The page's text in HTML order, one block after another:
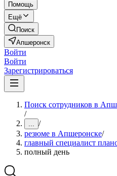
Помощь
Ещё
Поиск
Апшеронск
Войти
Войти
Зарегистрироваться
Поиск сотрудников в
/
... /
резюме в Апшеронске/
главный специалист
полный день